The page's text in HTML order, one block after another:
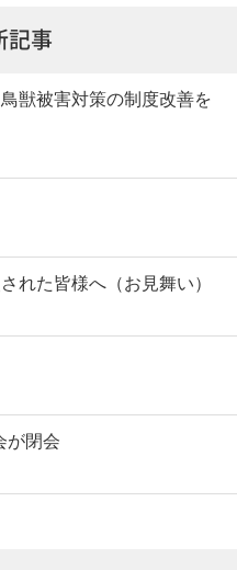
記事
獣被害対策の制度改善を
れた皆様へ（お見舞い）
が閉会